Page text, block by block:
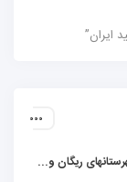
ایران”
رونمایی از ماشین آلات سنگین راهسازی در شهرستانهای ریگان و گنبکی